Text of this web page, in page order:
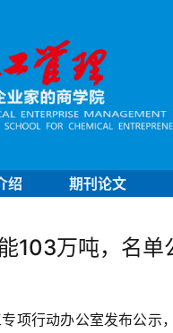
绍 期刊论文
103万吨，名单
项行动办公室发布公示